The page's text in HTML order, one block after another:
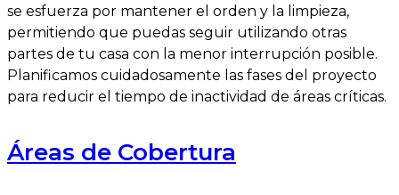
se esfuerza por mantener el orden y la limpieza,
permitiendo que puedas seguir utilizando otras
partes de tu casa con la menor interrupción posible.
Planificamos cuidadosamente las fases del proyecto
para reducir el tiempo de inactividad de áreas críticas.
Áreas de Cobertura